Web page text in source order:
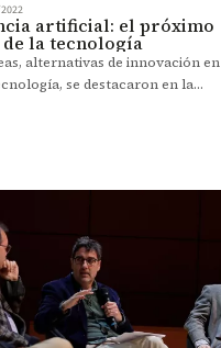
artificial: el próximo
la tecnología
alternativas de innovación en
se destacaron en la